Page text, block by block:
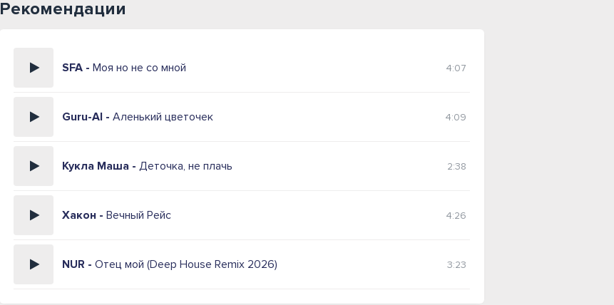
Рекомендации
SFA - Моя но не со мной 4:07
Guru-AI - Аленький цветочек 4:09
Кукла Маша - Деточка, не плачь 2:38
Хакон - Вечный Рейс 4:26
NUR - Отец мой (Deep House Remix 2026) 3:23